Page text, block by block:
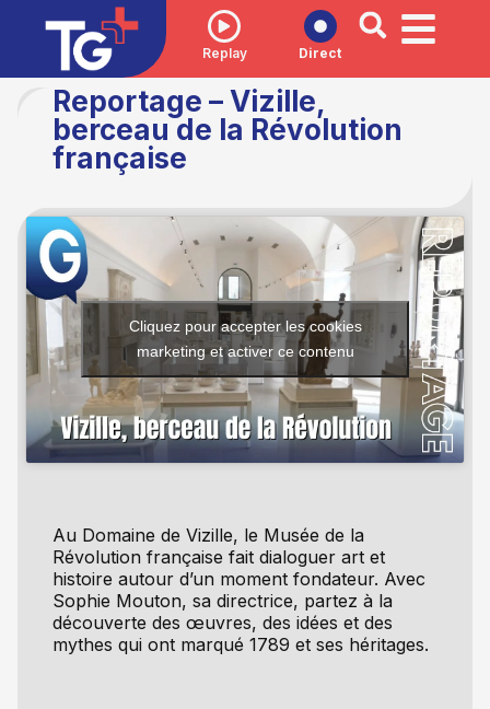
Replay Direct
Reportage – Vizille,
berceau de la Révolution
française
Au Domaine de Vizille, le Musée de la
Révolution française fait dialoguer art et
histoire autour d’un moment fondateur. Avec
Sophie Mouton, sa directrice, partez à la
découverte des œuvres, des idées et des
mythes qui ont marqué 1789 et ses héritages.
Cliquez pour accepter les cookies
marketing et activer ce contenu